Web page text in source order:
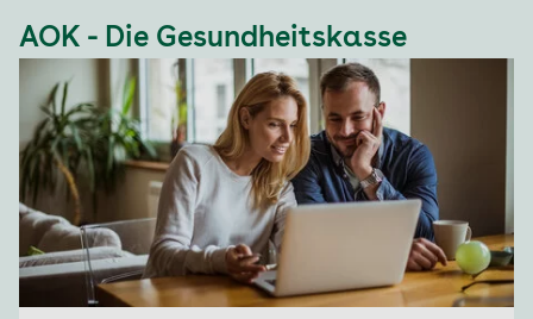
AOK - Die Gesundheitskasse